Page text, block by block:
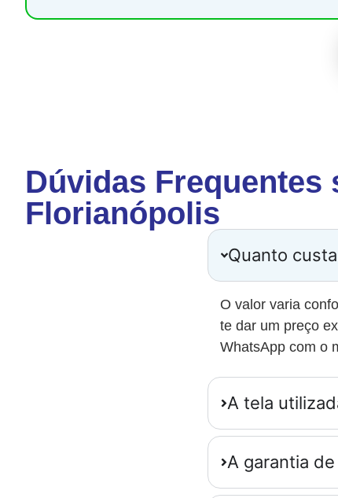
Dúvidas Frequentes
Florianópolis
Quanto
O valor varia
te dar um preço
WhatsApp com o
A tela
A garantia